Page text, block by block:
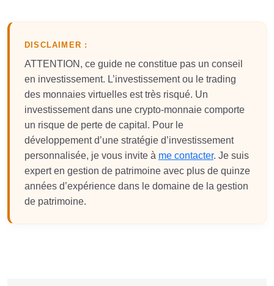
DISCLAIMER :
ATTENTION, ce guide ne constitue pas un conseil
en investissement. L’investissement ou le trading
des monnaies virtuelles est très risqué. Un
investissement dans une crypto-monnaie comporte
un risque de perte de capital. Pour le
développement d’une stratégie d’investissement
personnalisée, je vous invite à me contacter. Je suis
expert en gestion de patrimoine avec plus de quinze
années d’expérience dans le domaine de la gestion
de patrimoine.